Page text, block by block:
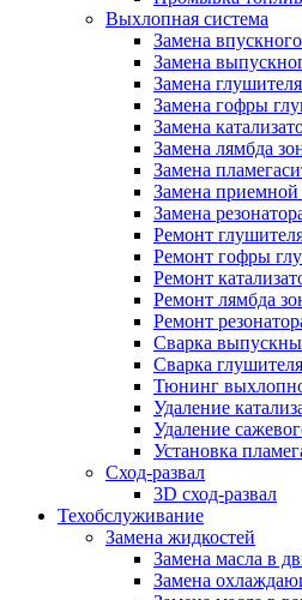
Выхлопная система
Замена
Замена
Замена глушителя
Замена гофры
Замена
Замена лямбда
Замена
Замена
Замена
Ремонт
Ремонт гофры
Ремонт
Ремонт лямбда
Ремонт
Сварка
Сварка глушителя
Тюнинг
Удаление
Удаление
Установка
Сход-развал
3D сход-развал
Техобслуживание
Замена жидкостей
Замена масла в
Замена